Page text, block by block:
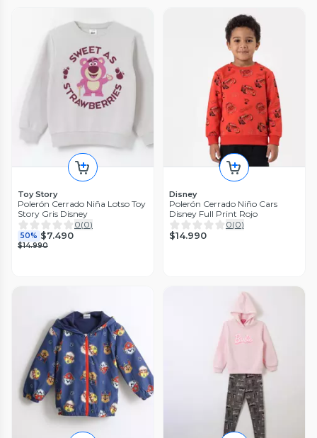
Toy Story
Polerón Cerrado Niña Lotso Toy
Story Gris Disney
0(0)
50% $7.490
$14.990
Disney
Polerón Cerrado Niño Cars
Disney Full Print Rojo
0(0)
$14.990